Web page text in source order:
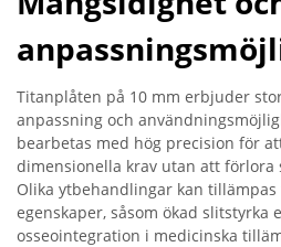
Titanplåten på 10 mm erbjuder
anpassning och
bearbetas med hög precision för
dimensionella krav utan att
Olika ytbehandlingar kan
egenskaper, såsom ökad slitstyrka
osseointegration i medicinska